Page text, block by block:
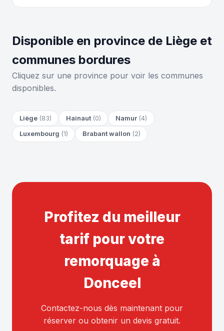
Disponible en province de Liège et
communes bordures
Cliquez sur une province pour voir les communes
disponibles.
Liège (83) Hainaut (0) Namur (4)
Luxembourg (1) Brabant wallon (2)
Profitez du meilleur
tarif pour votre
remorquage à
Donceel
Contactez-nous dès maintenant pour
réserver ou obtenir un devis gratuit.